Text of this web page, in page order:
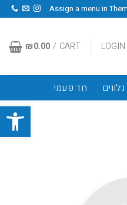
פתח
Assign a menu in
LOGIN
CART /
₪0.00
חד פעמי